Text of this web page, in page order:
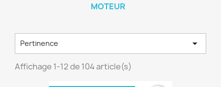
MOTEUR
Pertinence 
Affichage 1-12 de 104 article(s)